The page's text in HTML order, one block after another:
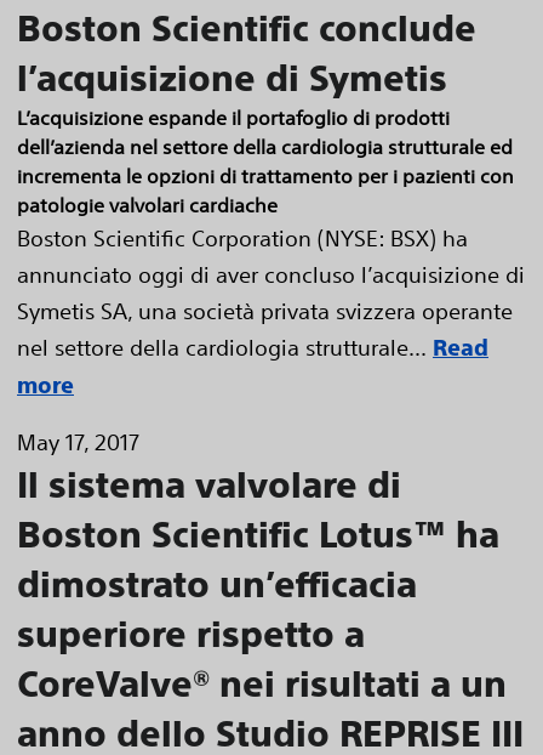
Boston Scientific conclude
l’acquisizione di Symetis
L’acquisizione espande il portafoglio di prodotti
dell’azienda nel settore della cardiologia strutturale ed
incrementa le opzioni di trattamento per i pazienti con
patologie valvolari cardiache
Boston Scientific Corporation (NYSE: BSX) ha
annunciato oggi di aver concluso l’acquisizione di
Symetis SA, una società privata svizzera operante
nel settore della cardiologia strutturale... Read
more
May 17, 2017
Il sistema valvolare di
Boston Scientific Lotus™ ha
dimostrato un’efficacia
superiore rispetto a
CoreValve® nei risultati a un
anno dello Studio REPRISE III